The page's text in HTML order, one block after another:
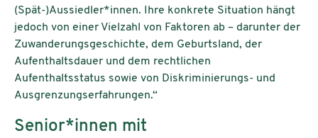
(Spät-)Aussiedler*innen. Ihre konkrete Situation hängt
jedoch von einer Vielzahl von Faktoren ab – darunter der
Zuwanderungsgeschichte, dem Geburtsland, der
Aufenthaltsdauer und dem rechtlichen
Aufenthaltsstatus sowie von Diskriminierungs- und
Ausgrenzungserfahrungen.“
Senior*innen mit